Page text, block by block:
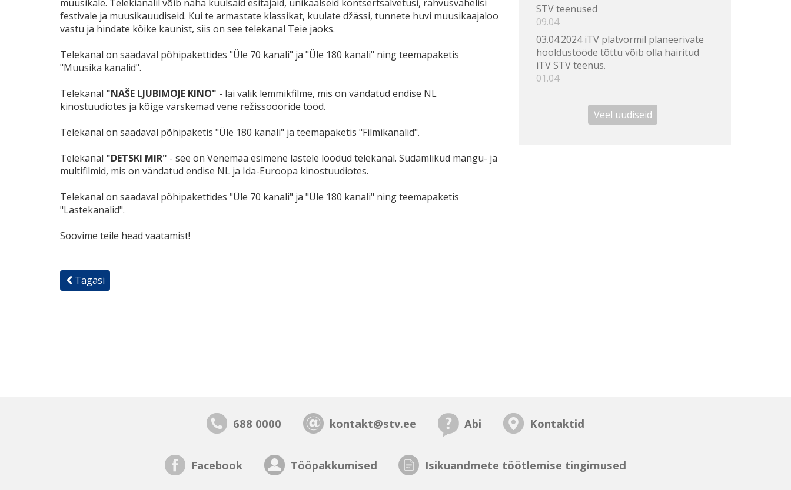
muusikale. Telekianalil võib näha kuulsaid esitajaid, unikaalseid kontsertsalvetusi, rahvusvahelisi
festivale ja muusikauudiseid. Kui te armastate klassikat, kuulate džässi, tunnete huvi muusikaajaloo
vastu ja hindate kõike kaunist, siis on see telekanal Teie jaoks.
Telekanal on saadaval põhipakettides "Üle 70 kanali" ja "Üle 180 kanali" ning teemapaketis
"Muusika kanalid".
Telekanal "NAŠE LJUBIMOJE KINO" - lai valik lemmikfilme, mis on vändatud endise NL
kinostuudiotes ja kõige värskemad vene režissöööride tööd.
Telekanal on saadaval põhipaketis "Üle 180 kanali" ja teemapaketis "Filmikanalid".
Telekanal "DETSKI MIR" - see on Venemaa esimene lastele loodud telekanal. Südamlikud mängu- ja
multifilmid, mis on vändatud endise NL ja Ida-Euroopa kinostuudiotes.
Telekanal on saadaval põhipakettides "Üle 70 kanali" ja "Üle 180 kanali" ning teemapaketis
"Lastekanalid".
Soovime teile head vaatamist!
Tagasi
STV teenused
09.04
03.04.2024 iTV platvormil planeerivate
hooldustööde tõttu võib olla häiritud
iTV STV teenus.
01.04
Veel uudiseid
688 0000 kontakt@stv.ee Abi Kontaktid
Facebook Tööpakkumised Isikuandmete töötlemise tingimused